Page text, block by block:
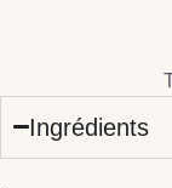
Ingrédients